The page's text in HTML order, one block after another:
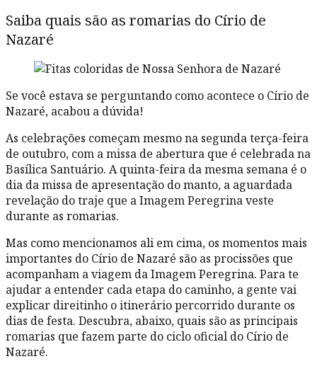
Saiba quais são as romarias do Círio de
Nazaré
Se você estava se perguntando como acontece o Círio de
Nazaré, acabou a dúvida!
As celebrações começam mesmo na segunda terça-feira
de outubro, com a missa de abertura que é celebrada na
Basílica Santuário. A quinta-feira da mesma semana é o
dia da missa de apresentação do manto, a aguardada
revelação do traje que a Imagem Peregrina veste
durante as romarias.
Mas como mencionamos ali em cima, os momentos mais
importantes do Círio de Nazaré são as procissões que
acompanham a viagem da Imagem Peregrina. Para te
ajudar a entender cada etapa do caminho, a gente vai
explicar direitinho o itinerário percorrido durante os
dias de festa. Descubra, abaixo, quais são as principais
romarias que fazem parte do ciclo oficial do Círio de
Nazaré.